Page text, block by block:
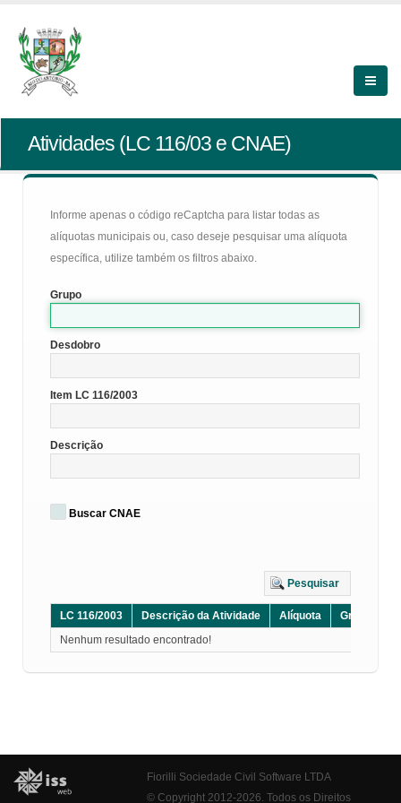
Atividades (LC 116/03 e CNAE)
Informe apenas o código reCaptcha para listar todas as
alíquotas municipais ou, caso deseje pesquisar uma alíquota
específica, utilize também os filtros abaixo.
Grupo
Desdobro
Item LC 116/2003
Descrição
Buscar CNAE
Pesquisar
LC 116/2003 Descrição da Atividade Alíquota Grupo
Nenhum resultado encontrado!
Fiorilli Sociedade Civil Software LTDA
© Copyright 2012-2026. Todos os Direitos